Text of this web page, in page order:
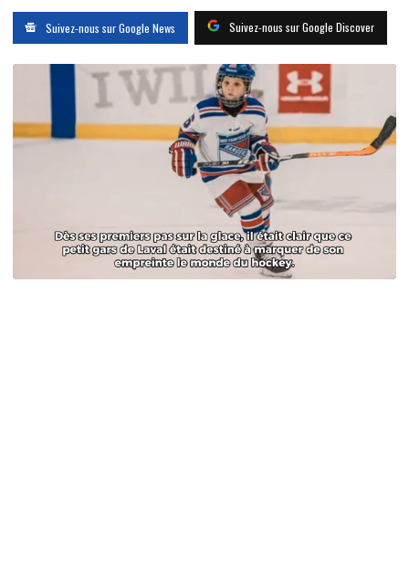
Suivez-nous sur Google News Suivez-nous sur Google Discover